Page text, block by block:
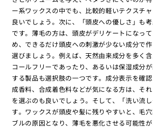
ー系ワックスの中でも、比較的軽いテクスチ
良いでしょう。次に、「頭皮への優しさ」も
です。薄毛の方は、頭皮がデリケートになっ
め、できるだけ頭皮への刺激が少ない成分で
選びましょう。例えば、天然由来成分を多く
コールフリーであったり、あるいは保湿成分
する製品も選択肢の一つです。成分表示を確
成香料、合成着色料などが気になる方は、そ
を選ぶのも良いでしょう。そして、「洗い流
す。ワックスが頭皮や髪に残りやすいと、毛
ブルの原因となり、薄毛を悪化させる可能性